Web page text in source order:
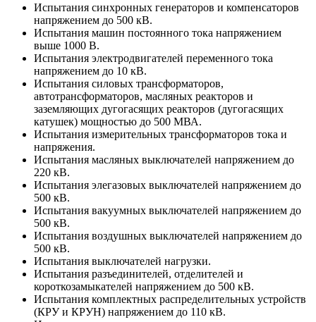
Испытания синхронных генераторов и компенсаторов
напряжением до 500 кВ.
Испытания машин постоянного тока напряжением
выше 1000 В.
Испытания электродвигателей переменного тока
напряжением до 10 кВ.
Испытания силовых трансформаторов,
автотрансформаторов, масляных реакторов и
заземляющих дугогасящих реакторов (дугогасящих
катушек) мощностью до 500 МВА.
Испытания измерительных трансформаторов тока и
напряжения.
Испытания масляных выключателей напряжением до
220 кВ.
Испытания элегазовых выключателей напряжением до
500 кВ.
Испытания вакуумных выключателей напряжением до
500 кВ.
Испытания воздушных выключателей напряжением до
500 кВ.
Испытания выключателей нагрузки.
Испытания разъединителей, отделителей и
короткозамыкателей напряжением до 500 кВ.
Испытания комплектных распределительных устройств
(КРУ и КРУН) напряжением до 110 кВ.